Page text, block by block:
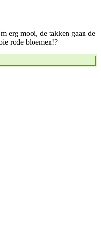
erg mooi, de takken gaan de
rode bloemen!?